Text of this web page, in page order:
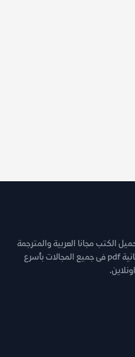
الكتب مجانا العربية والمترجمة
والروايات والقصص وغيرها من كتب مجانية pdf فى جميع المجالات بأسرع